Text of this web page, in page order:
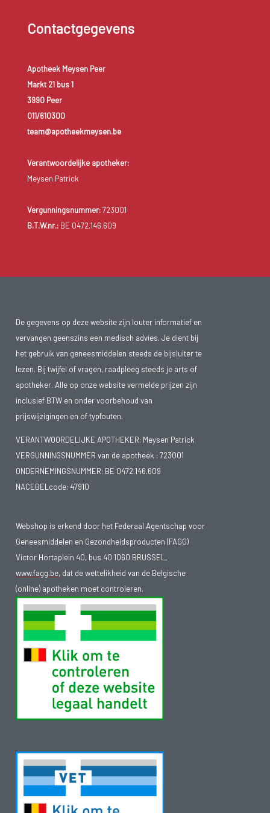
Contactgegevens
Apotheek Meysen Peer
Markt 21 bus 1
3990 Peer
011/610300
team@apotheekmeysen.be
Verantwoordelijke apotheker:
Meysen Patrick
Vergunningsnummer:723001
B.T.W.nr.:BE 0472.146.609
De gegevens op deze website zijn louter informatief en
vervangen geenszins een medisch advies. Je dient bij
het gebruik van geneesmiddelen steeds de bijsluiter te
lezen. Bij twijfel of vragen, raadpleeg steeds je arts of
apotheker. Alle op onze website vermelde prijzen zijn
inclusief BTW en onder voorbehoud van
prijswijzigingen en of typfouten.
VERANTWOORDELIJKE APOTHEKER: Meysen Patrick
VERGUNNINGSNUMMER van de apotheek : 723001
ONDERNEMINGSNUMMER: BE 0472.146.609
NACEBELcode: 47910
Webshop is erkend door het Federaal Agentschap voor
Geneesmiddelen en Gezondheidsproducten (FAGG)
Victor Hortaplein 40, bus 40 1060 BRUSSEL,
www.fagg.be, dat de wettelikheid van de Belgische
(online) apotheken moet controleren.